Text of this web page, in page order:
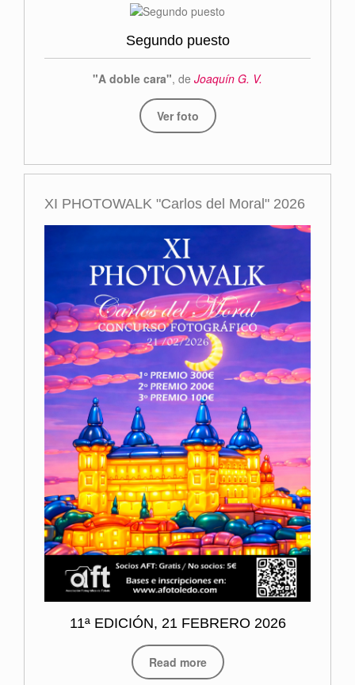
Segundo puesto
"A doble cara", de Joaquín G. V.
Ver foto
XI PHOTOWALK "Carlos del Moral" 2026
11ª EDICIÓN, 21 FEBRERO 2026
Read more